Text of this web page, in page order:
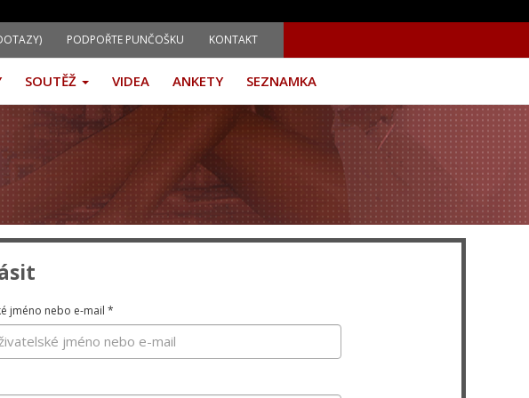
PODPOŘTE PUNČOŠKU KONTAKT
SOUTĚŽ VIDEA ANKETY SEZNAMKA
jméno nebo e-mail *